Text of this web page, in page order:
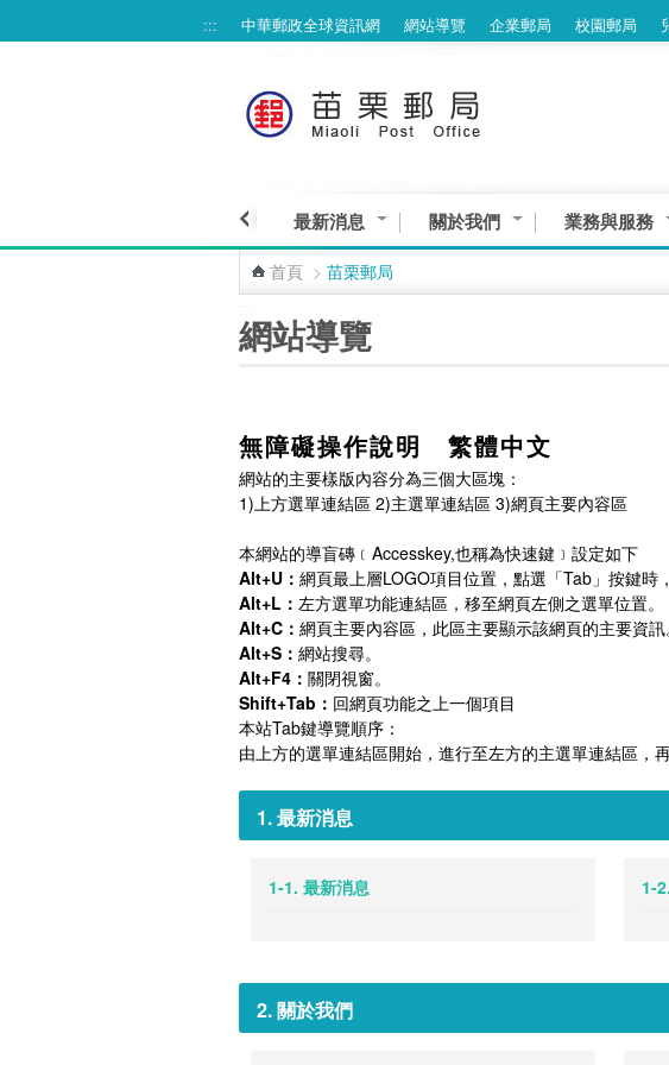
::: 中華郵政全球資訊網 網站導覽 企業郵局 校園郵局
最新消息 關於我們 業務與服務
首頁 > 苗栗郵局
網站導覽
無障礙操作說明 繁體中文
網站的主要樣版內容分為三個大區塊：
1)上方選單連結區 2)主選單連結區 3)網頁主要內容區
本網站的導盲磚﹝Accesskey,也稱為快速鍵﹞設定如下
Alt+U： 網頁最上層LOGO項目位置，點選「Tab」按鍵時
Alt+L： 左方選單功能連結區，移至網頁左側之選單位置。
Alt+C： 網頁主要內容區，此區主要顯示該網頁的主要資訊
Alt+S： 網站搜尋。
Alt+F4： 關閉視窗。
Shift+Tab： 回網頁功能之上一個項目
本站Tab鍵導覽順序：
由上方的選單連結區開始，進行至左方的主選單連結區
1. 最新消息
1-1. 最新消息 1-
2. 關於我們